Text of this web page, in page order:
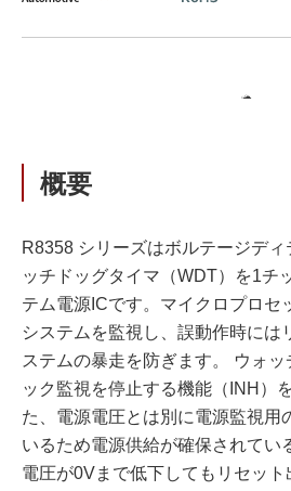
概要
R8358 シリーズはボルテージデ
ッチドッグタイマ（WDT）を1チ
テム電源ICです。マイクロプロセ
システムを監視し、誤動作時には
ステムの暴走を防ぎます。 ウォ
ック監視を停止する機能（INH）
た、電源電圧とは別に電源監視用
いるため電源供給が確保されてい
電圧が0Vまで低下してもリセット